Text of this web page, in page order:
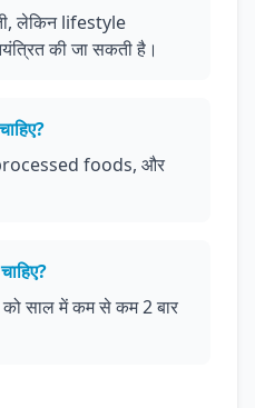
लेकिन lifestyle
की जा सकती है।
processed foods, और
साल में कम से कम 2 बार